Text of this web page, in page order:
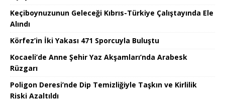
Keçiboynuzunun Geleceği Kıbrıs-Türkiye Çalıştayında Ele
Alındı
Körfez’in İki Yakası 471 Sporcuyla Buluştu
Kocaeli’de Anne Şehir Yaz Akşamları’nda Arabesk
Rüzgarı
Poligon Deresi’nde Dip Temizliğiyle Taşkın ve Kirlilik
Riski Azaltıldı